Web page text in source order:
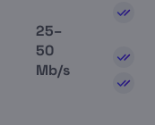
25–
50
Mb/s